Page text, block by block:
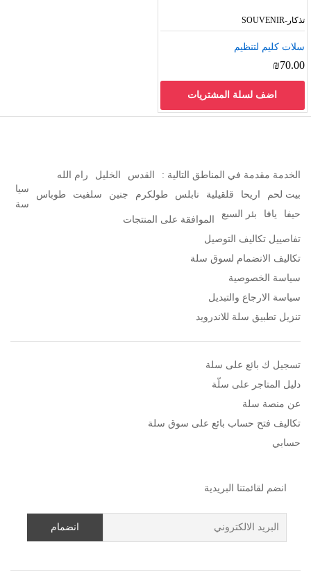
تذكار-SOUVENIR
سلات كليم لتنظيم
₪70.00
اضف لسلة المشتريات
الخدمة مقدمة في المناطق التالية : القدس الخليل
رام الله
بيت لحم
اريحا قلقيلية نابلس طولكرم جنين سلفيت
طوباس
حيفا
يافا بئر السبع
سيا
سة
الموافقة على المنتجات
تفاصييل تكاليف التوصيل
تكاليف الانضمام لسوق سلة
سياسة الخصوصية
سياسة الارجاع والتبديل
تنزيل تطبيق سلة للاندرويد
تسجيل ك بائع على سلة
دليل المتاجر على سلّة
عن منصة سلة
تكاليف فتح حساب بائع على سوق سلة
حسابي
انضم لقائمتنا البريدية